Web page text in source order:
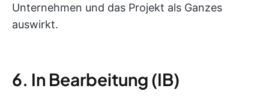
Unternehmen und das Projekt als Ganzes
auswirkt.
6. In Bearbeitung (IB)